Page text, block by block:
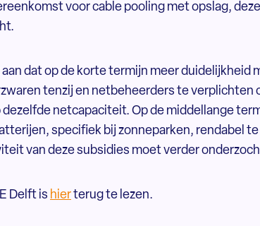
voor cable pooling met opslag,
dat op de korte termijn meer duidelijkheid
tenzij en netbeheerders te verplichten
netcapaciteit. Op de middellange
specifiek bij zonneparken, rendabel te
van deze subsidies moet verder
Delft is hierterug te lezen.